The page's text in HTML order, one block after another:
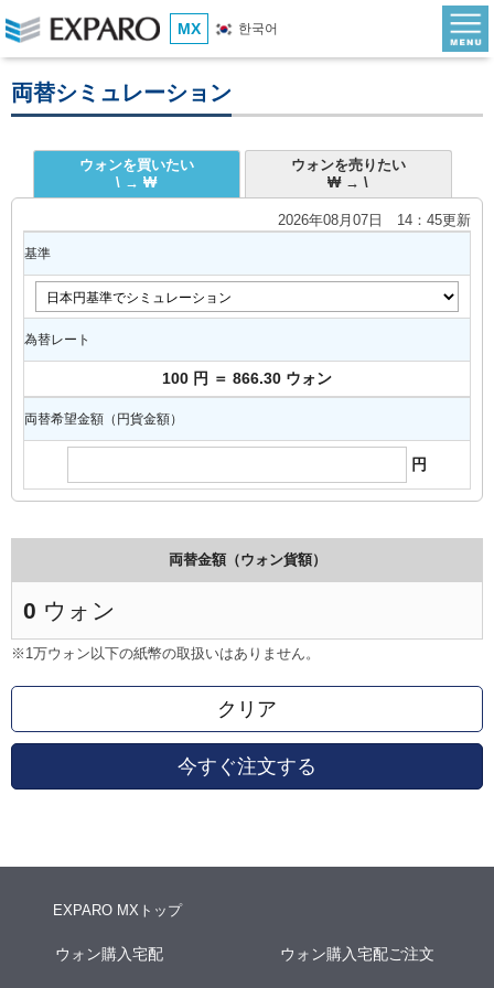
MX 한국어
両替シミュレーション
ウォンを買いたい
\ → ₩
ウォンを売りたい
₩ → \
2026年08月07日 14：45更新
基準
為替レート
100 円 ＝ 866.30 ウォン
両替希望金額（円貨金額）
円
両替金額（ウォン貨額）
0 ウォン
※1万ウォン以下の紙幣の取扱いはありません。
クリア
今すぐ注文する
EXPARO MXトップ
ウォン購入宅配 ウォン購入宅配ご注文